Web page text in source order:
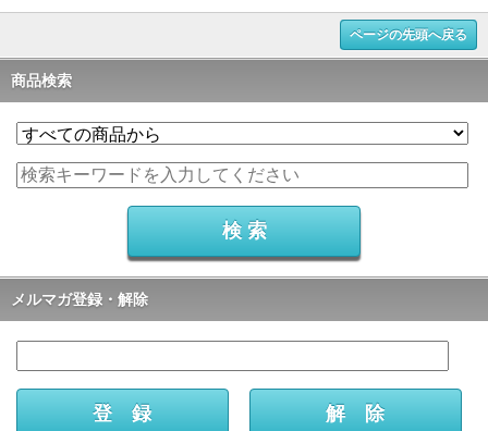
ページの先頭へ戻る
商品検索
メルマガ登録・解除